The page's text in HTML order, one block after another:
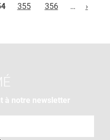
355 356 … ›
à notre newsletter